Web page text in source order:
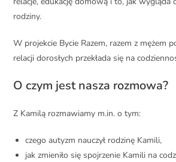
rodziny.
W projekcie Bycie Razem, razem z mężem
relacji dorosłych przekłada się na
O czym jest nasza rozmowa?
Z Kamilą rozmawiamy m.in. o tym:
czego autyzm nauczył rodzinę Kamili,
jak zmieniło się spojrzenie Kamili na